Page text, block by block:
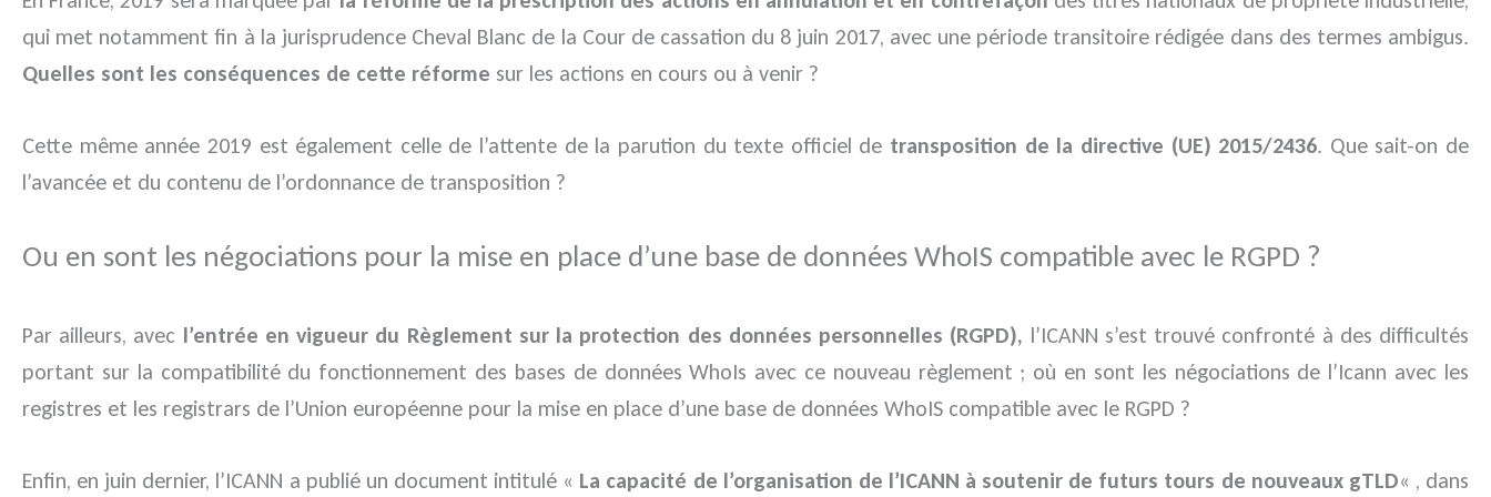
qui met notamment fin à la jurisprudence Cheval Blanc de la Cour de cassation du 8 juin 2017, avec une période transitoire rédigée dans des termes ambigus.
Quelles sont les conséquences de cette réforme sur les actions en cours ou à venir ?
Cette même année 2019 est également celle de l’attente de la parution du texte officiel de transposition de la directive (UE) 2015/2436. Que sait-on de
l’avancée et du contenu de l’ordonnance de transposition ?
Ou en sont les négociations pour la mise en place d’une base de données WhoIS compatible avec le RGPD ?
Par ailleurs, avec l’entrée en vigueur du Règlement sur la protection des données personnelles (RGPD), l’ICANN s’est trouvé confronté à des difficultés
portant sur la compatibilité du fonctionnement des bases de données WhoIs avec ce nouveau règlement ; où en sont les négociations de l’Icann avec les
registres et les registrars de l’Union européenne pour la mise en place d’une base de données WhoIS compatible avec le RGPD ?
Enfin, en juin dernier, l’ICANN a publié un document intitulé « La capacité de l’organisation de l’ICANN à soutenir de futurs tours de nouveaux gTLD« , dans